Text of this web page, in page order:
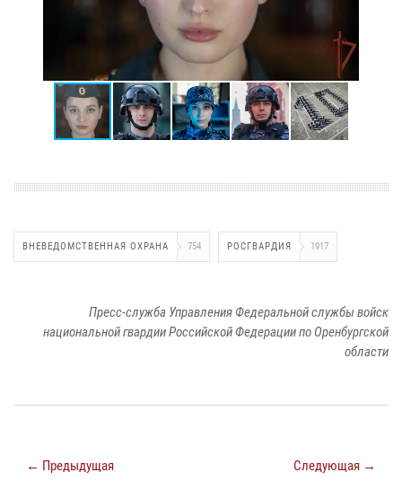
ВНЕВЕДОМСТВЕННАЯ ОХРАНА 754 РОСГВАРДИЯ 1917
Пресс-служба Управления Федеральной службы войск
национальной гвардии Российской Федерации по Оренбургской
области
← Предыдущая Следующая →